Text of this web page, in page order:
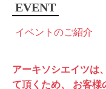
EVENT
イベントのご紹介
アーキソシエイツは
て頂くため、
お客様